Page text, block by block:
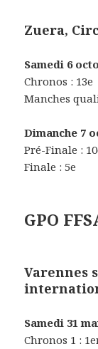
Zuera,
Samedi 6
Chronos : 13e
Manches
Dimanche 7
Pré-Finale :
Finale : 5e
GPO
Varennes
Samedi 31
Chronos 1 :